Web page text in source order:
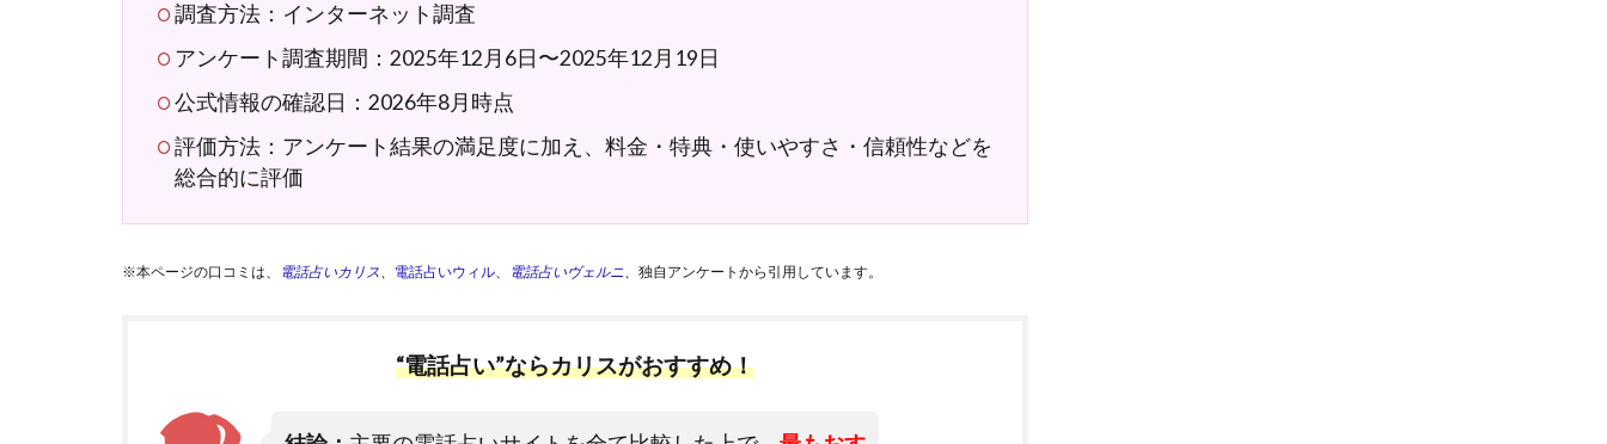
調査方法：インターネット調査
アンケート調査期間：2025年12月6日〜2025年12月19日
公式情報の確認日：2026年8月時点
評価方法：アンケート結果の満足度に加え、料金・特典・使いやすさ・信頼性などを
総合的に評価
※本ページの口コミは、 電話占いカリス、 電話占いウィル、 電話占いヴェルニ、 独自アンケートから引用しています。
“電話占い”ならカリスがおすすめ！